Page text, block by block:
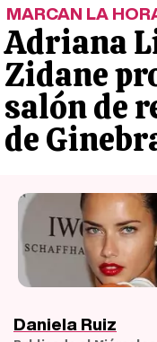
MARCAN LA
Adriana
Zidane
salón de
de
Daniela Ruiz